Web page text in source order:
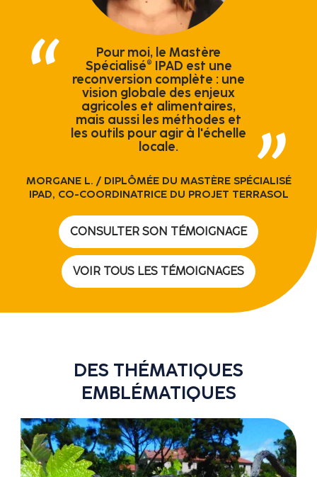
Pour moi, le Mastère
Spécialisé® IPAD est une
reconversion complète : une
vision globale des enjeux
agricoles et alimentaires,
mais aussi les méthodes et
les outils pour agir à l'échelle
locale.
MORGANE L. / DIPLÔMÉE DU MASTÈRE SPÉCIALISÉ
IPAD, CO-COORDINATRICE DU PROJET TERRASOL
CONSULTER SON TÉMOIGNAGE
VOIR TOUS LES TÉMOIGNAGES
DES THÉMATIQUES
EMBLÉMATIQUES